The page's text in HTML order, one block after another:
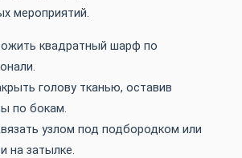
мероприятий.
квадратный шарф по
голову тканью, оставив
по бокам.
узлом под подбородком или
на затылке.